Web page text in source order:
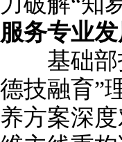
服务专业
基础部打
德技融育”
养方案深